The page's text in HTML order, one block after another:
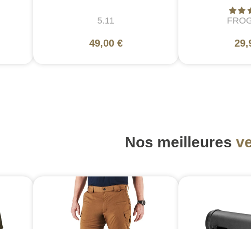
5.11
49,00 €
Nos meilleures